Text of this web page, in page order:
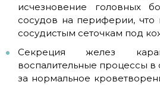
исчезновение головных
сосудов на периферии, что
сосудистым сеточкам под
Секреция желез
воспалительные процессы в
за нормальное